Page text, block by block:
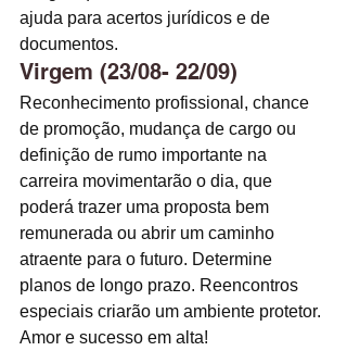
ajuda para acertos jurídicos e de
documentos.
Virgem (23/08- 22/09)
Reconhecimento profissional, chance
de promoção, mudança de cargo ou
definição de rumo importante na
carreira movimentarão o dia, que
poderá trazer uma proposta bem
remunerada ou abrir um caminho
atraente para o futuro. Determine
planos de longo prazo. Reencontros
especiais criarão um ambiente protetor.
Amor e sucesso em alta!